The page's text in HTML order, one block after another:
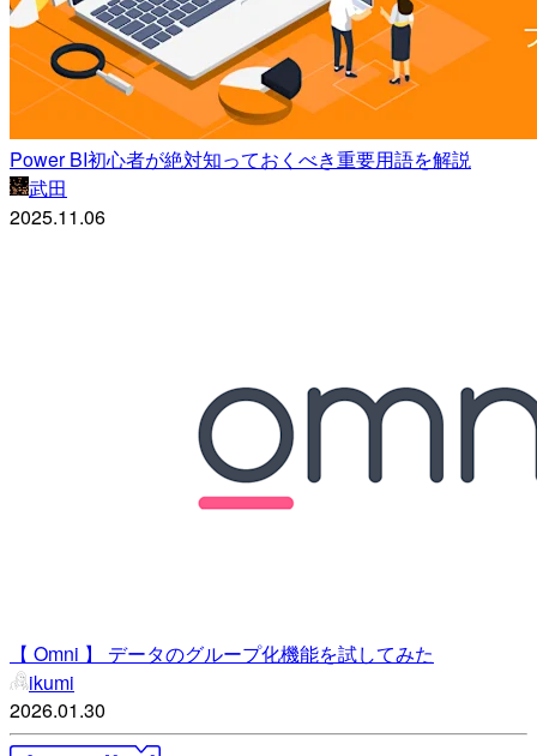
Power BI初心者が絶対知っておくべき重要用語を解説
武田
2025.11.06
【 Omni 】 データのグループ化機能を試してみた
ikumi
2026.01.30